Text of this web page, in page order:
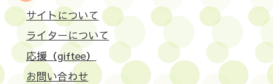
サイトについて
ライターについて
応援（giftee）
お問い合わせ